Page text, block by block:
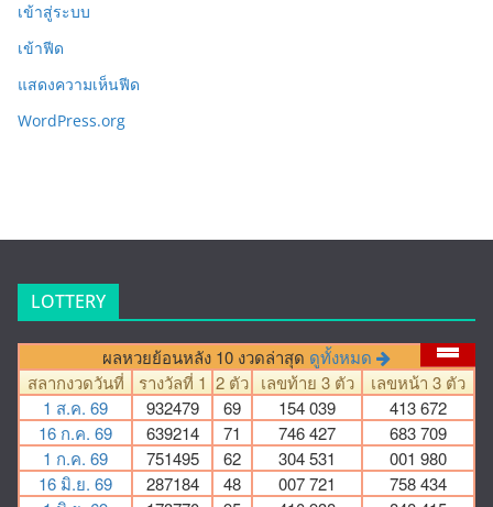
เข้าสู่ระบบ
เข้าฟีด
แสดงความเห็นฟีด
WordPress.org
LOTTERY